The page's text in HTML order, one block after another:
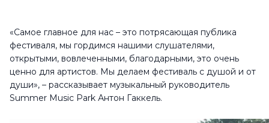
«Самое главное для нас – это потрясающая публика
фестиваля, мы гордимся нашими слушателями,
открытыми, вовлеченными, благодарными, это очень
ценно для артистов. Мы делаем фестиваль с душой и от
души», – рассказывает музыкальный руководитель
Summer Music Park Антон Гаккель.